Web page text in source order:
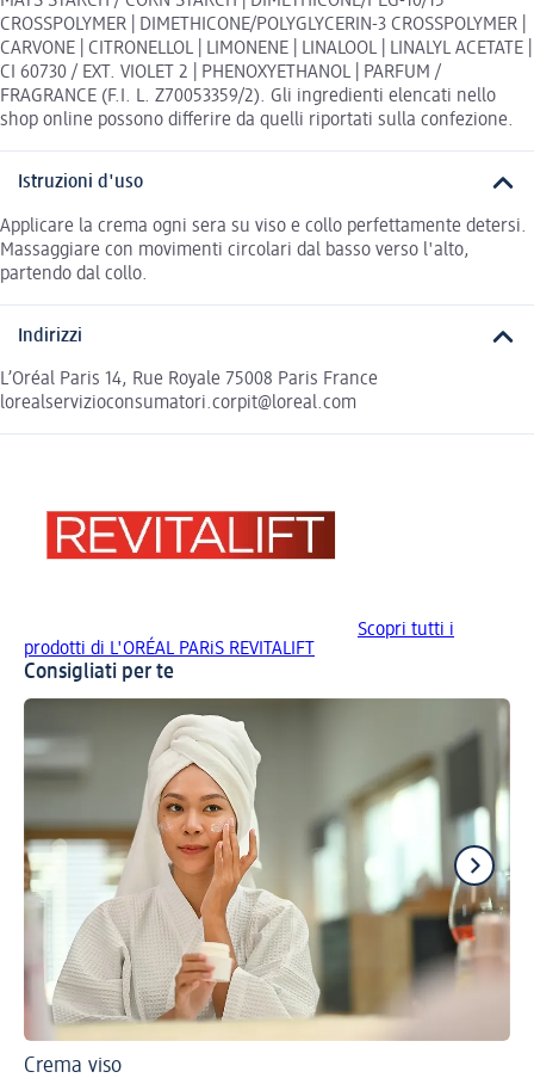
CROSSPOLYMER | DIMETHICONE/POLYGLYCERIN-3 CROSSPOLYMER |
CARVONE | CITRONELLOL | LIMONENE | LINALOOL | LINALYL ACETATE |
CI 60730 / EXT. VIOLET 2 | PHENOXYETHANOL | PARFUM /
FRAGRANCE (F.I. L. Z70053359/2). Gli ingredienti elencati nello
shop online possono differire da quelli riportati sulla confezione.
Istruzioni d'uso
Applicare la crema ogni sera su viso e collo perfettamente detersi.
Massaggiare con movimenti circolari dal basso verso l'alto,
partendo dal collo.
Indirizzi
L’Oréal Paris 14, Rue Royale 75008 Paris France
lorealservizioconsumatori.corpit@loreal.com
Scopri tutti i
prodotti di L'ORÉAL PARiS REVITALIFT
Consigliati per te
Crema viso